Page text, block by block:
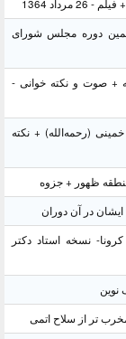
1364
دوره مجلس شورای
+ صوت و نکته خوانی -
(رحمه‌الله) + نکته
ظهور + جزوه
در آن دوران
نسخه استاد دکتر
نوین
تر از سلاح اتمی